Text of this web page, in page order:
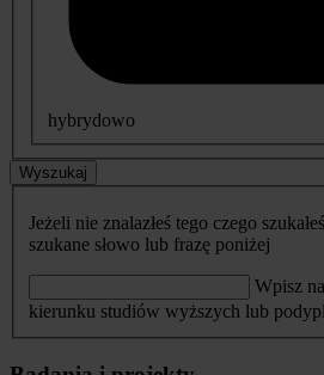
hybrydowo
Wyszukaj
Jeżeli nie znalazłeś tego czego
szukane słowo lub frazę poniżej
Wpisz
kierunku studiów wyższych lub